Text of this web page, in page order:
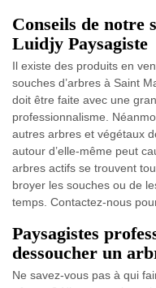
Conseils de notre
Luidjy Paysagiste
Il existe des produits en
souches d’arbres à Saint
doit être faite avec une
professionnalisme.
autres arbres et végétaux
autour d’elle-même peut
arbres actifs se trouvent
broyer les souches ou de
temps. Contactez-nous
Paysagistes
dessoucher un
Ne savez-vous pas à qui